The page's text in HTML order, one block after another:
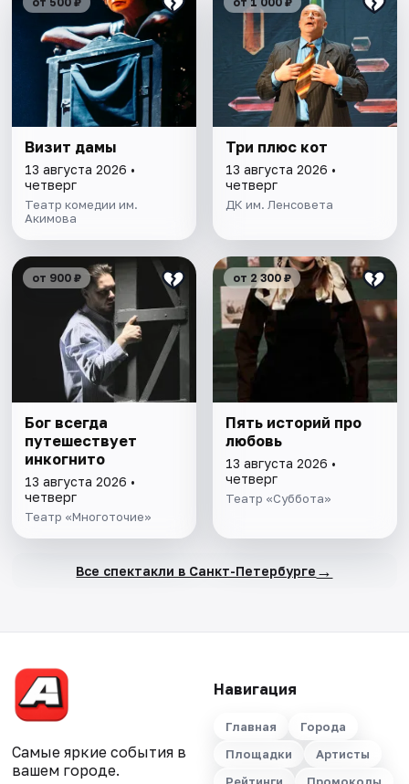
Визит дамы
13 августа 2026 •
четверг
Театр комедии им.
Акимова
Три плюс кот
13 августа 2026 •
четверг
ДК им. Ленсовета
от 900 ₽
Бог всегда
путешествует
инкогнито
13 августа 2026 •
четверг
Театр «Многоточие»
от 2 300 ₽
Пять историй про
любовь
13 августа 2026 •
четверг
Театр «Суббота»
Все спектакли в Санкт-Петербурге →
Самые яркие события в
вашем городе.
Навигация
Главная
Города
Площадки
Артисты